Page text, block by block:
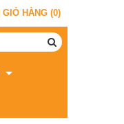
GIỎ HÀNG (0)